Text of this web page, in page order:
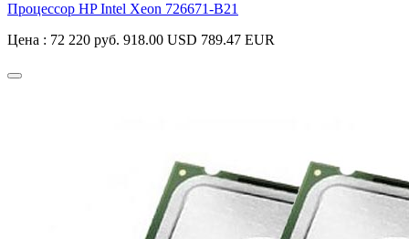
Процессор HP Intel Xeon 726671-B21
Цена : 72 220 руб. 918.00 USD 789.47 EUR